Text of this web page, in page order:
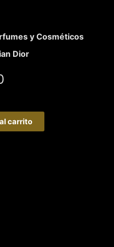
y Cosméticos
Dior
carrito